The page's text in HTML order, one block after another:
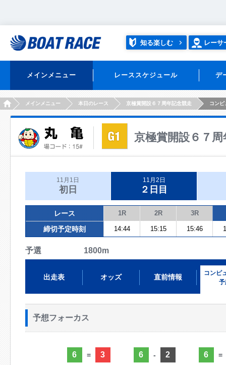
知る楽しむ レーサ
メインメニュー レーススケジュール デ
HOMEメインメニュー 本日のレース 京極賞開設６７周年記念競走 コンピ
京極賞開設６７
11月1日
初日
11月2日
２日目
レース 1R 2R 3R
締切予定時刻 14:44 15:15 15:46
予選 1800m
出走表 オッズ 直前情報
コンピ
予
予想フォーカス
6 = 3 6 - 2 6 =